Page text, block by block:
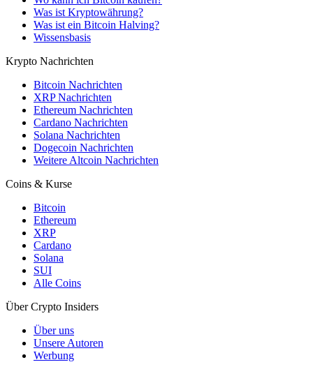
Was ist Kryptowährung?
Was ist ein Bitcoin Halving?
Wissensbasis
Krypto Nachrichten
Bitcoin Nachrichten
XRP Nachrichten
Ethereum Nachrichten
Cardano Nachrichten
Solana Nachrichten
Dogecoin Nachrichten
Weitere Altcoin Nachrichten
Coins & Kurse
Bitcoin
Ethereum
XRP
Cardano
Solana
SUI
Alle Coins
Über Crypto Insiders
Über uns
Unsere Autoren
Werbung